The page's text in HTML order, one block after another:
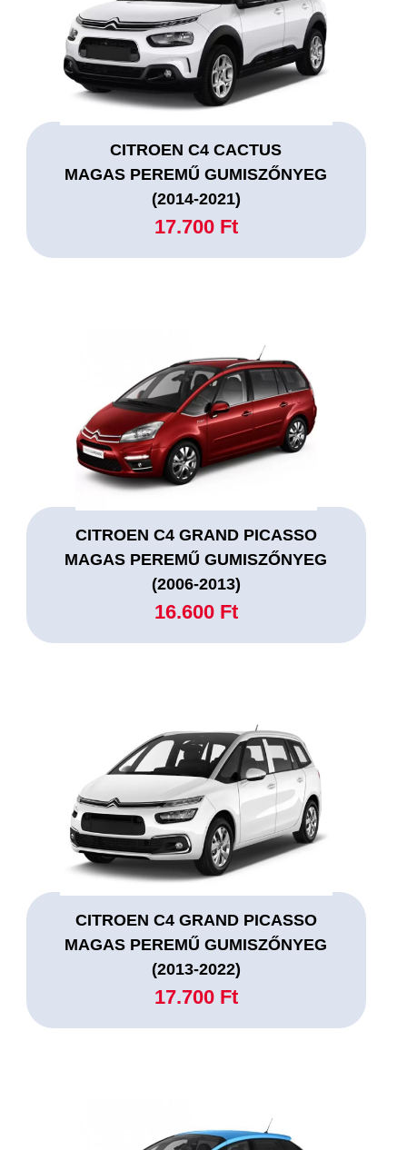
CITROEN C4 CACTUS
MAGAS PEREMŰ GUMISZŐNYEG
(2014-2021)
17.700 Ft
CITROEN C4 GRAND PICASSO
MAGAS PEREMŰ GUMISZŐNYEG
(2006-2013)
16.600 Ft
CITROEN C4 GRAND PICASSO
MAGAS PEREMŰ GUMISZŐNYEG
(2013-2022)
17.700 Ft